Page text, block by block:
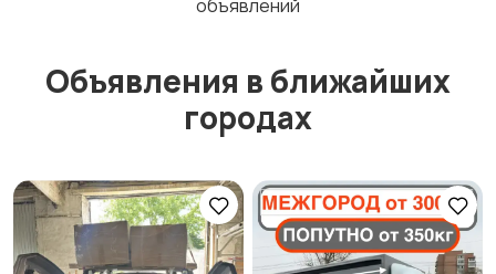
Деловые услуги
Писатели Сценаристы
объявлений
Объявления в ближайших
городах